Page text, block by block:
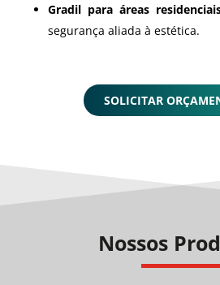
Gradil para áreas
segurança aliada à estética.
SOLICITAR
Nossos